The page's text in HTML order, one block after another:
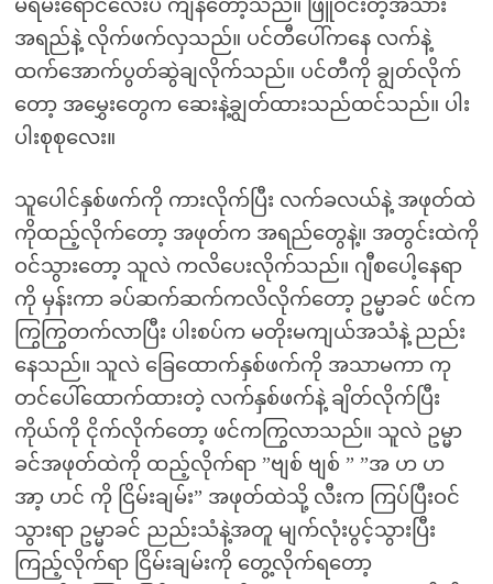
မရမ်းရောင်လေးပဲ ကျန်တော့သည်။ ဖြူဝင်းတဲ့အသား
အရည်နဲ့ လိုက်ဖက်လှသည်။ ပင်တီပေါ်ကနေ လက်နဲ့
ထက်အောက်ပွတ်ဆွဲချလိုက်သည်။ ပင်တီကို ချွတ်လိုက်
တော့ အမွှေးတွေက ဆေးနဲ့ချွတ်ထားသည်ထင်သည်။ ပါး
ပါးစုစုလေး။
သူပေါင်နှစ်ဖက်ကို ကားလိုက်ပြီး လက်ခလယ်နဲ့ အဖုတ်ထဲ
ကိုထည့်လိုက်တော့ အဖုတ်က အရည်တွေနဲ့။ အတွင်းထဲကို
ဝင်သွားတော့ သူလဲ ကလိပေးလိုက်သည်။ ဂျီစပေါ့နေရာ
ကို မှန်းကာ ခပ်ဆက်ဆက်ကလိလိုက်တော့ ဥမ္မာခင် ဖင်က
ကြွကြွတက်လာပြီး ပါးစပ်က မတိုးမကျယ်အသံနဲ့ ညည်း
နေသည်။ သူလဲ ခြေထောက်နှစ်ဖက်ကို အသာမကာ ကု
တင်ပေါ်ထောက်ထားတဲ့ လက်နှစ်ဖက်နဲ့ ချိတ်လိုက်ပြီး
ကိုယ်ကို ငိုက်လိုက်တော့ ဖင်ကကြွလာသည်။ သူလဲ ဥမ္မာ
ခင်အဖုတ်ထဲကို ထည့်လိုက်ရာ ”ဗျစ် ဗျစ် ” ”အ ဟ ဟ
အာ့ ဟင် ကို ငြိမ်းချမ်း” အဖုတ်ထဲသို့ လီးက ကြပ်ပြီးဝင်
သွားရာ ဥမ္မာခင် ညည်းသံနဲ့အတူ မျက်လုံးပွင့်သွားပြီး
ကြည့်လိုက်ရာ ငြိမ်းချမ်းကို တွေ့လိုက်ရတော့